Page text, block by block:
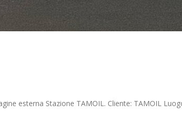
esterna Stazione TAMOIL. Cliente: TAMOIL